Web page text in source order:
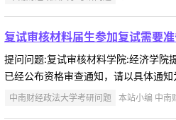
复试审核材料届生参加复试需要
提问问题:复试审核材料学院:经济学
已经公布资格审查通知，请以具体通知
中南财经政法大学考研问题 本站小编 中